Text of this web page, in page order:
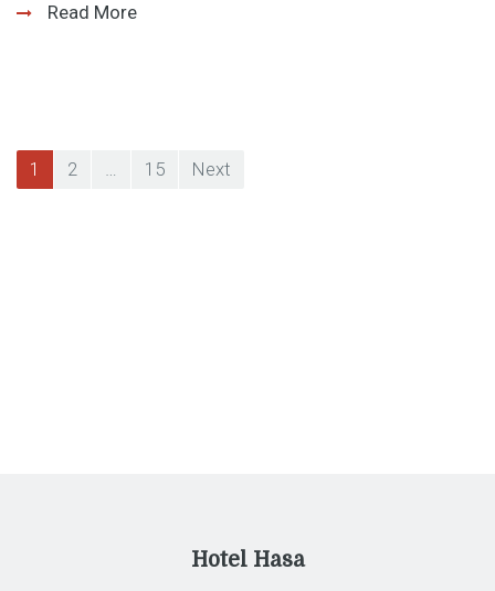
Read More
1 2 15 Next
Hotel Hasa